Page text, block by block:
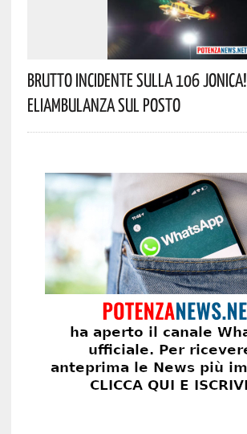
Brutto Incidente Sulla 106 Jonica!
Eliambulanza Sul Posto